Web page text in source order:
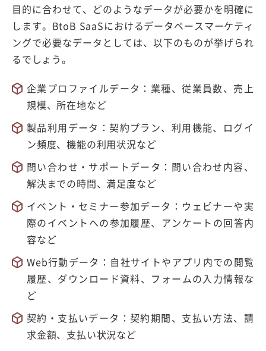
目的に合わせて、どのようなデータが必要かを明確に
します。BtoB SaaSにおけるデータベースマーケティ
ングで必要なデータとしては、以下のものが挙げられ
るでしょう。
企業プロファイルデータ：業種、従業員数、売上
規模、所在地など
製品利用データ：契約プラン、利用機能、ログイ
ン頻度、機能の利用状況など
問い合わせ・サポートデータ：問い合わせ内容、
解決までの時間、満足度など
イベント・セミナー参加データ：ウェビナーや実
際のイベントへの参加履歴、アンケートの回答内
容など
Web行動データ：自社サイトやアプリ内での閲覧
履歴、ダウンロード資料、フォームの入力情報な
ど
契約・支払いデータ：契約期間、支払い方法、請
求金額、支払い状況など